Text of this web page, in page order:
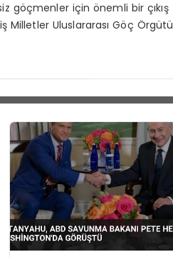
göçmenler için önemli bir çıkış
Milletler Uluslararası Göç Örgütü